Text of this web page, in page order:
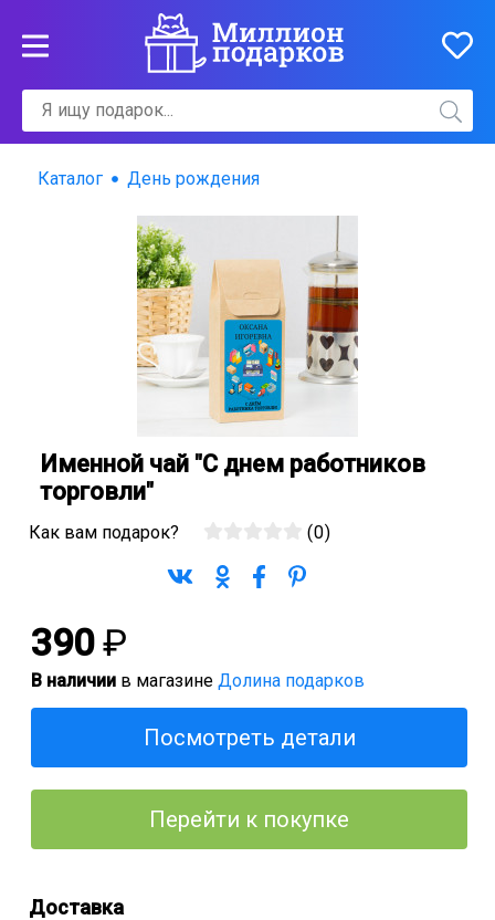
Каталог День рождения
Именной чай "С днем работников
торговли"
Как вам подарок? (0)
390 ₽
В наличии в магазине Долина подарков
Посмотреть детали
Перейти к покупке
Доставка